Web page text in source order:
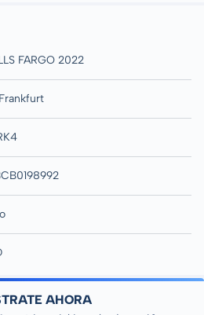
FARGO 2022
AHORA